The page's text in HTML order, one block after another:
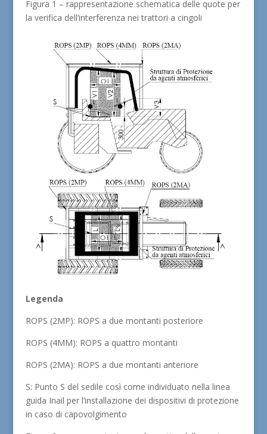
Figura 1 – rappresentazione schematica delle quote per
la verifica dell’interferenza nei trattori a cingoli
Legenda
ROPS (2MP): ROPS a due montanti posteriore
ROPS (4MM): ROPS a quattro montanti
ROPS (2MA): ROPS a due montanti anteriore
S: Punto S del sedile così come individuato nella linea
guida Inail per l’installazione dei dispositivi di protezione
in caso di capovolgimento